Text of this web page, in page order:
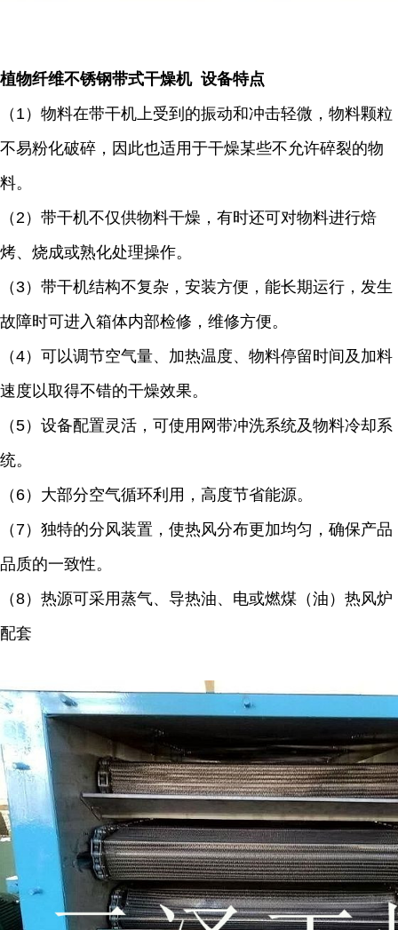
植物纤维不锈钢带式干燥机 设备特点
（1）物料在带干机上受到的振动和冲击轻微，物料颗粒
不易粉化破碎，因此也适用于干燥某些不允许碎裂的物
料。
（2）带干机不仅供物料干燥，有时还可对物料进行焙
烤、烧成或熟化处理操作。
（3）带干机结构不复杂，安装方便，能长期运行，发生
故障时可进入箱体内部检修，维修方便。
（4）可以调节空气量、加热温度、物料停留时间及加料
速度以取得不错的干燥效果。
（5）设备配置灵活，可使用网带冲洗系统及物料冷却系
统。
（6）大部分空气循环利用，高度节省能源。
（7）独特的分风装置，使热风分布更加均匀，确保产品
品质的一致性。
（8）热源可采用蒸气、导热油、电或燃煤（油）热风炉
配套